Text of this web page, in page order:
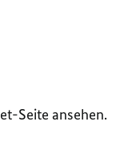
Seite ansehen.